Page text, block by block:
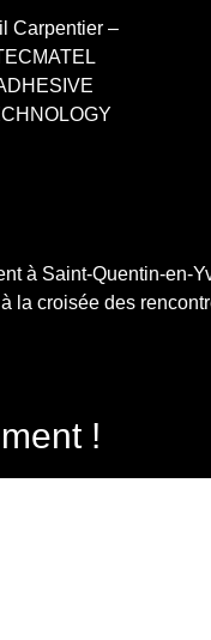
Carpentier –
à Saint-Quentin-en-
la croisée des
!